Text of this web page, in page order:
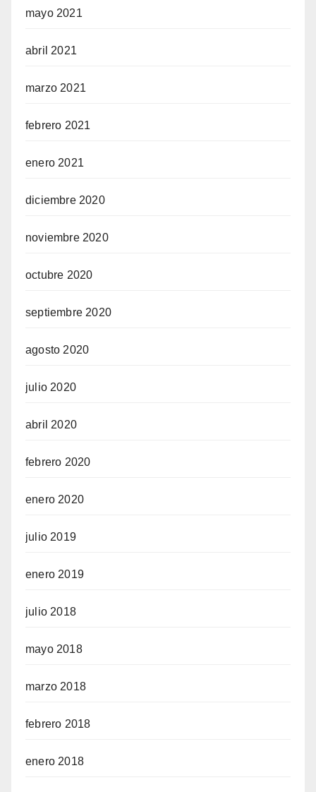
mayo 2021
abril 2021
marzo 2021
febrero 2021
enero 2021
diciembre 2020
noviembre 2020
octubre 2020
septiembre 2020
agosto 2020
julio 2020
abril 2020
febrero 2020
enero 2020
julio 2019
enero 2019
julio 2018
mayo 2018
marzo 2018
febrero 2018
enero 2018